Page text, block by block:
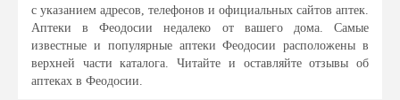
с указанием адресов, телефонов и официальных сайтов аптек.
Аптеки в Феодосии недалеко от вашего дома. Самые
известные и популярные аптеки Феодосии расположены в
верхней части каталога. Читайте и оставляйте отзывы об
аптеках в Феодосии.